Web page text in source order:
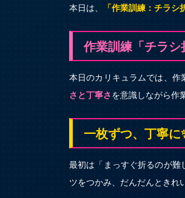
本日は、 「作業訓練：チラシ
作業訓練「チラシ
本日のカリキュラムでは、作
さと丁寧さを意識しながら作
一枚ずつ、丁寧に
最初は「まっすぐ折るのが
ツをつかみ、だんだんときれ